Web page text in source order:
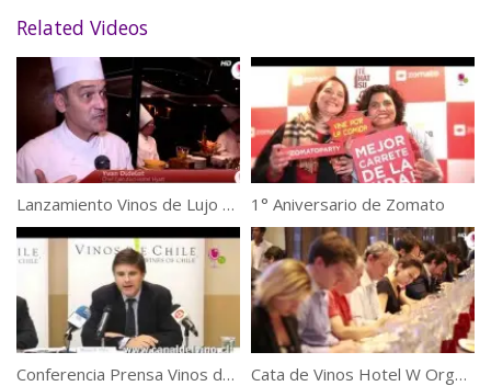
Related Videos
Lanzamiento Vinos de Lujo 2013 1° Aniversario de Zomato
Conferencia Prensa Vinos de Chile Salvaguarda parte 1 Cata de Vinos Hotel W Organiza Pisco Waqar